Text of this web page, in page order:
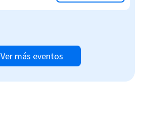
Ver más eventos